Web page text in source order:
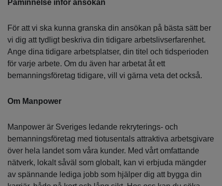
Påminnelse inför ansökan
För att vi ska kunna granska din ansökan på bästa sätt ber
vi dig att tydligt beskriva din tidigare arbetslivserfarenhet.
Ange dina tidigare arbetsplatser, din titel och tidsperioden
för varje arbete. Om du även har arbetat åt ett
bemanningsföretag tidigare, vill vi gärna veta det också.
Om Manpower
Manpower är Sveriges ledande rekryterings- och
bemanningsföretag med tiotusentals attraktiva arbetsgivare
över hela landet som våra kunder. Med vårt omfattande
nätverk, lokalt såväl som globalt, kan vi erbjuda mängder
av spännande lediga jobb som hjälper dig att bygga din